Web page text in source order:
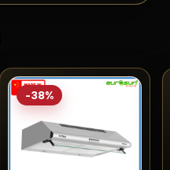
-38%